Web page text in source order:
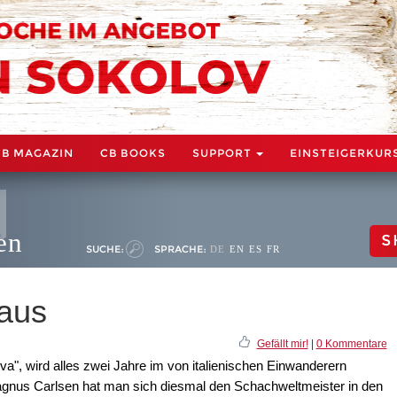
MAGAZIN CB BOOKS SUPPORT
SUCHE: SPRACHE: DE EN ES FR
Gefällt mir!| 0 Kommentare
wird alles zwei Jahre im von italienischen Einwanderern
Carlsen hat man sich diesmal den Schachweltmeister in den